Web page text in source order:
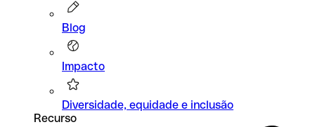
Blog
Impacto
Diversidade, equidade e inclusão
Recurso